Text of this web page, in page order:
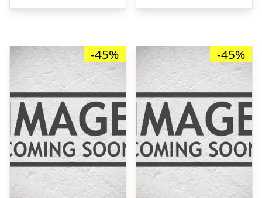
kr. 2.298,00.kr. 1.264,00.
kr. 1.467,00.kr.
-45% -45%